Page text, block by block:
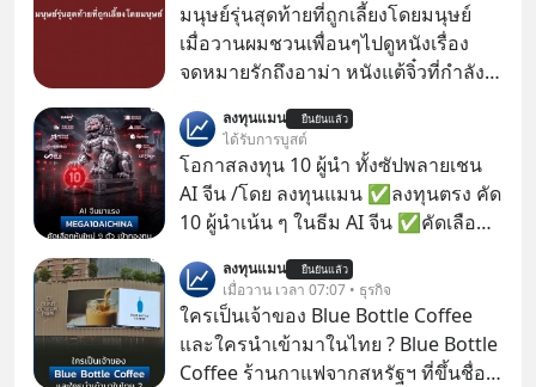
มนุษย์รุ่นสุดท้ายที่ถูกเลี้ยงโดยมนุษย์
เมื่อวานผมชวนเพื่อนๆไปดูหนังเรื่อง
จดหมายรักถึงอาม่า หนังแต้จิ๋วที่กำลัง
ป๊าผมเห็นโปสเตอร์หนังเรื่องนี้หลาย
เดือนก่อนและอยากดูมาก ด้วยเพราะว่า
อากงก็มาจากเมืองจีน ป๊าก็พูดแต้จิ๋วได้
มีเรื่องราวมีความผูกพันที่ได้ยินตั้งแต่
ลงทุนแมน ยืนยันแล้ว
ได้รับการบูสต์
โอกาสลงทุน 10 ผู้นำ ทั้งซัปพลายเชน
AI จีน /โดย ลงทุนแมน ✅ลงทุนตรง คัด
10 ผู้นำเน้น ๆ ในธีม AI จีน ✅คัดเลือก
เจ้าของผู้นำ AI จีน ตั้งแต่โรงงานผลิตชิป
หน่วยความจำ โมเดล AI ยันหุ่นยนต์
✅ได้การรับยกเว้นภาษี Capital Gain
ตามกฎหมายภาษีของประเทศไทย
ลงทุนแมน ยืนยันแล้ว
เมื่อวาน เวลา 07:07 • ธุรกิจ
ใครเป็นเจ้าของ Blue Bottle Coffee
และใครนำเข้ามาในไทย ? Blue Bottle
Coffee ร้านกาแฟจากสหรัฐฯ ที่ขึ้นชื่อ